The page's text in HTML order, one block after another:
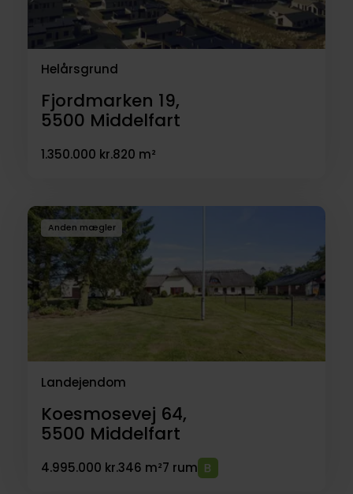
Helårsgrund
Fjordmarken 19,
5500 Middelfart
1.350.000 kr.820 m²
Anden mægler
Landejendom
Koesmosevej 64,
5500 Middelfart
4.995.000 kr.346 m²7 rum